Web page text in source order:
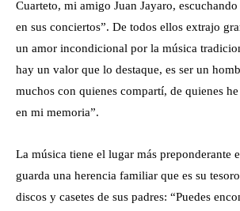
Cuarteto, mi amigo Juan Jayaro,
en sus conciertos”. De todos ellos extrajo
un amor incondicional por la música
hay un valor que lo destaque, es ser un
muchos con quienes compartí, de quienes
en mi memoria”.
La música tiene el lugar más preponderante
guarda una herencia familiar que es su
discos y casetes de sus padres: “Puedes